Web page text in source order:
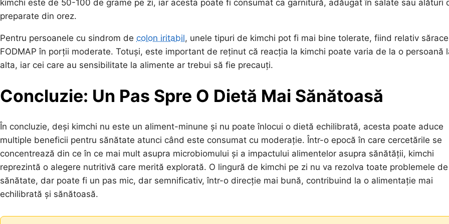
kimchi este de 50-100 de grame pe zi, iar acesta poate fi consumat ca garnitură, adăugat în salate sau alături
preparate din orez.
Pentru persoanele cu sindrom de colon iritabil, unele tipuri de kimchi pot fi mai bine tolerate, fiind relativ
FODMAP în porții moderate. Totuși, este important de reținut că reacția la kimchi poate varia de la o persoană
alta, iar cei care au sensibilitate la alimente ar trebui să fie precauți.
Concluzie: Un Pas Spre O Dietă Mai Sănătoasă
În concluzie, deși kimchi nu este un aliment-minune și nu poate înlocui o dietă echilibrată, acesta poate aduce
multiple beneficii pentru sănătate atunci când este consumat cu moderație. Într-o epocă în care cercetările se
concentrează din ce în ce mai mult asupra microbiomului și a impactului alimentelor asupra sănătății, kimchi
reprezintă o alegere nutritivă care merită explorată. O lingură de kimchi pe zi nu va rezolva toate problemele de
sănătate, dar poate fi un pas mic, dar semnificativ, într-o direcție mai bună, contribuind la o alimentație mai
echilibrată și sănătoasă.